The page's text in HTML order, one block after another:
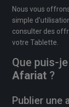
Nous vous
simple
consulter des
votre Tablette.
Que puis-
Afariat ?
Publier une